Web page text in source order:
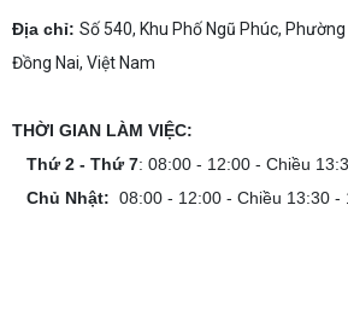
hình mạnh, tối ưu chi
phá ngay địa chỉ tư
phù hợp, đảm bảo hệ
Địa chỉ: Số 540, Khu Phố Ngũ Phúc,
Đồng Nai, Việt Nam
THỜI GIAN LÀM VIỆC:
Thứ 2 - Thứ 7: 08:00 - 12:00 - Chiều
Chủ Nhật: 08:00 - 12:00 - Chiều 13:30 -